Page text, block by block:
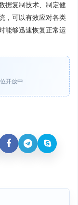
据复制技术、制定健
，可以有效应对各类
能够迅速恢复正常运
开放中